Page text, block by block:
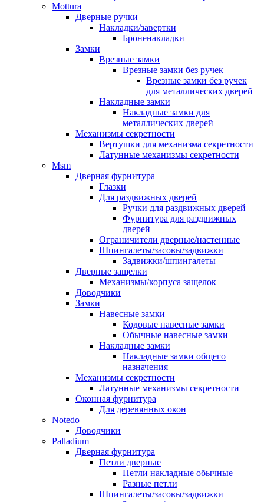
Mottura
Дверные ручки
Накладки/завертки
Броненакладки
Замки
Врезные замки
Врезные замки без ручек
Врезные замки без ручек
для металлических дверей
Накладные замки
Накладные замки для
металлических дверей
Механизмы секретности
Вертушки для механизма секретности
Латунные механизмы секретности
Msm
Дверная фурнитура
Глазки
Для раздвижных дверей
Ручки для раздвижных дверей
Фурнитура для раздвижных
дверей
Ограничители дверные/настенные
Шпингалеты/засовы/задвижки
Задвижки/шпингалеты
Дверные защелки
Механизмы/корпуса защелок
Доводчики
Замки
Навесные замки
Кодовые навесные замки
Обычные навесные замки
Накладные замки
Накладные замки общего
назначения
Механизмы секретности
Латунные механизмы секретности
Оконная фурнитура
Для деревянных окон
Notedo
Доводчики
Palladium
Дверная фурнитура
Петли дверные
Петли накладные обычные
Разные петли
Шпингалеты/засовы/задвижки